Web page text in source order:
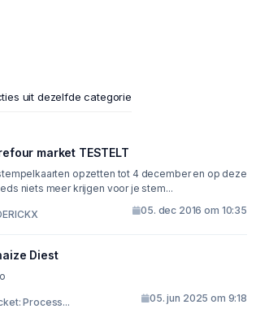
uit dezelfde categorie
market TESTELT
opzetten tot 4 december en op deze
niets meer krijgen voor je stem...
05. dec 2016 om 10:35
Diest
Process... 05. jun 2025 om 9:18